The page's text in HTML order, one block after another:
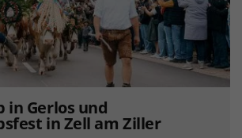
Gerlos und
in Zell am Ziller